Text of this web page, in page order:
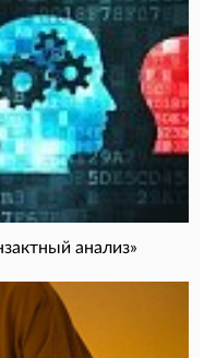
анализ»